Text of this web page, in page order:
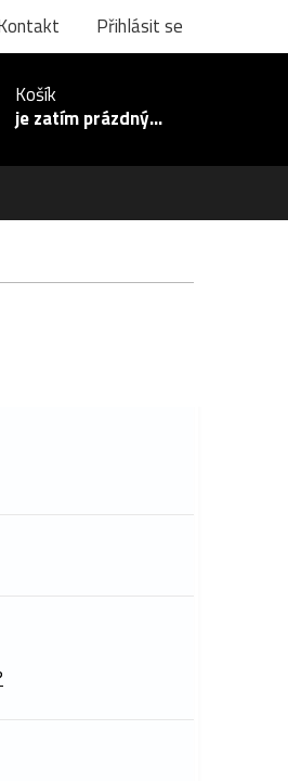
Přihlásit se
Košík
je zatím prázdný...